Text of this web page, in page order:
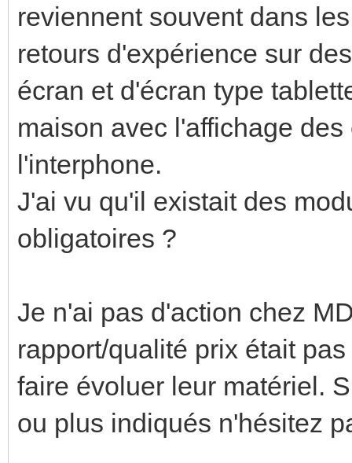
reviennent souvent dans
retours d'expérience sur
écran et d'écran type
maison avec l'affichage
l'interphone.
J'ai vu qu'il existait des
obligatoires ?
Je n'ai pas d'action chez
rapport/qualité prix était
faire évoluer leur matériel.
ou plus indiqués n'hésitez